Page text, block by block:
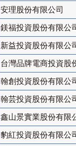
安理股份有限公司
鎂福投資股份有限公
新益投資股份有限公
台灣品牌電商投資股
翰創投資股份有限公
翰芸投資股份有限公
鑫山景實業股份有限
豹紅投資股份有限公